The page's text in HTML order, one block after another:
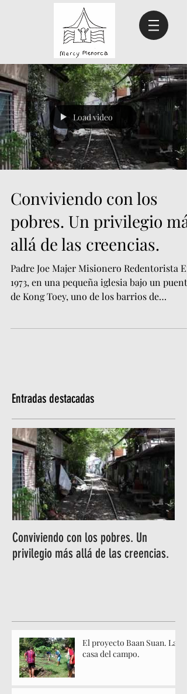
Load video
Conviviendo con los
pobres. Un privilegio más
allá de las creencias.
Padre Joe Majer Misionero Redentorista En
1973, en una pequeña iglesia bajo un puente
de Kong Toey, uno de los barrios de
Entradas destacadas
Conviviendo con los pobres. Un
privilegio más allá de las creencias.
El proyecto Baan Suan. La
casa del campo.